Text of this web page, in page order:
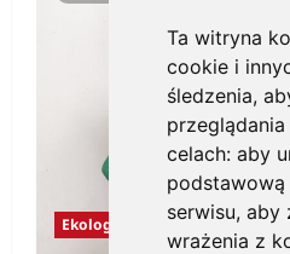
Ta witryna
cookie i
śledzenia,
celach: aby
serwisu, aby
wrażenia z
Ekologia